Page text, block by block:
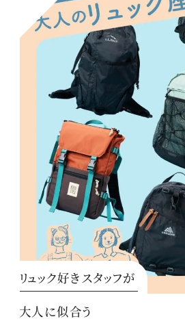
リュック好きスタッフが
大人に似合う